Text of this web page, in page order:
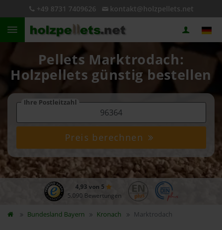
+49 8731 7409626 kontakt@holzpellets.net
Pellets Marktrodach:
Holzpellets günstig bestellen
Ihre Postleitzahl
Preis berechnen
4,93 von 5
5.090 Bewertungen
Bundesland Bayern Kronach Marktrodach